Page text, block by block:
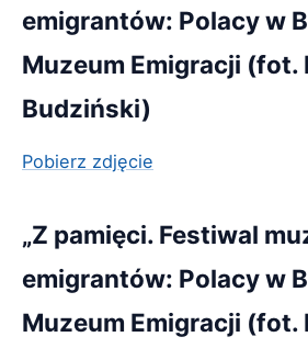
emigrantów: Polacy w
Muzeum Emigracji (fot.
Budziński)
Pobierz zdjęcie
„Z pamięci. Festiwal
emigrantów: Polacy w
Muzeum Emigracji (fot.